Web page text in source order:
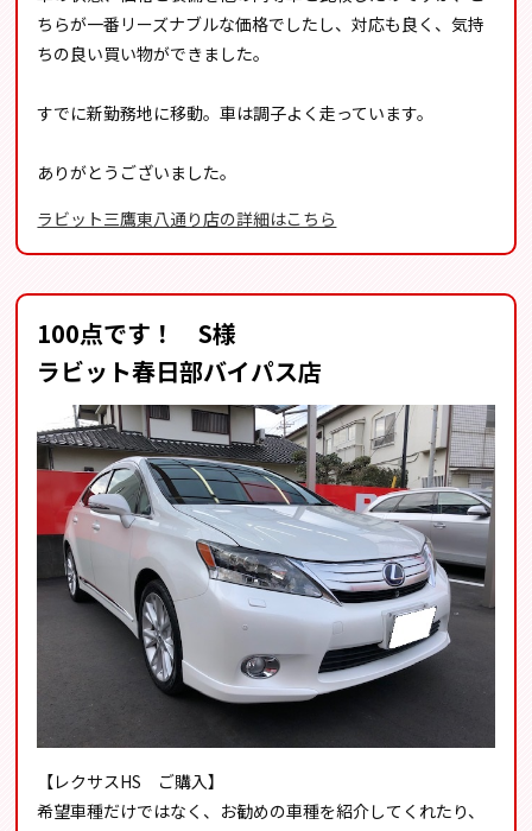
ちらが一番リーズナブルな価格でしたし、対応も良く、気持
ちの良い買い物ができました。
すでに新勤務地に移動。車は調子よく走っています。
ありがとうございました。
ラビット三鷹東八通り店の詳細はこちら
100点です！ S様
ラビット春日部バイパス店
【レクサスHS ご購入】
希望車種だけではなく、お勧めの車種を紹介してくれたり、